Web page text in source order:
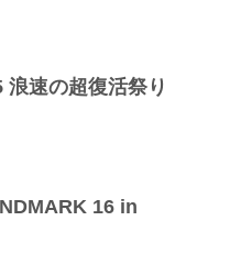
浪速の超復活祭り
16 in